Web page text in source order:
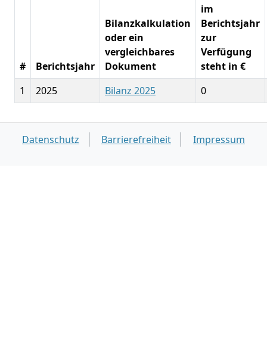
# Berichtsjahr
Bilanzkalkulation
oder ein
vergleichbares
Dokument
im
Berichtsjahr
zur
Verfügung
steht in €
1
2025 Bilanz 2025 0
Datenschutz Barrierefreiheit Impressum